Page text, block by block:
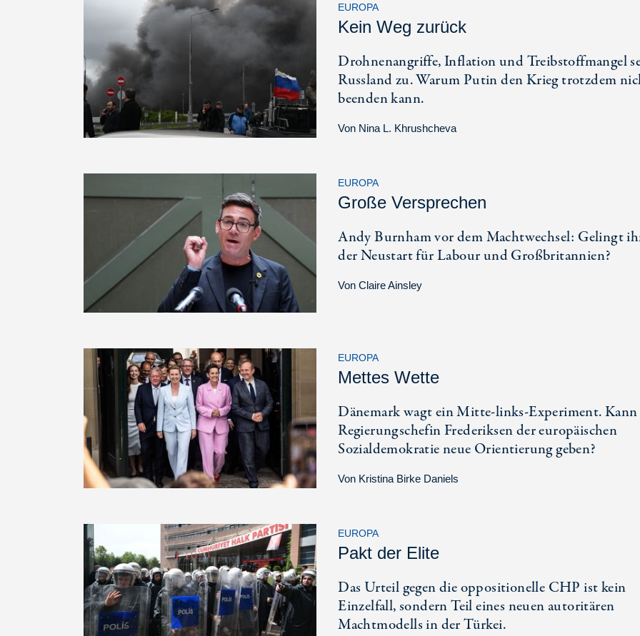
EUROPA
Kein Weg zurück
Drohnenangriffe, Inflation und Treibstoffmangel
Russland zu. Warum Putin den Krieg trotzdem
beenden kann.
Von Nina L. Khrushcheva
EUROPA
Große Versprechen
Andy Burnham vor dem Machtwechsel: Gelingt
der Neustart für Labour und Großbritannien?
VonClaire Ainsley
EUROPA
Mettes Wette
Dänemark wagt ein Mitte-links-Experiment. Kann
Regierungschefin Frederiksen der europäischen
Sozialdemokratie neue Orientierung geben?
Von Kristina Birke Daniels
EUROPA
Pakt der Elite
Das Urteil gegen die oppositionelle CHP ist kein
Einzelfall, sondern Teil eines neuen autoritären
Machtmodells in der Türkei.